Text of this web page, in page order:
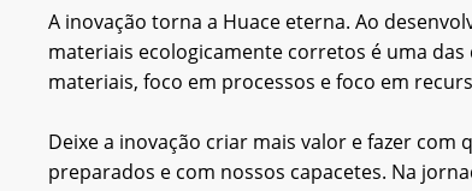
A inovação torna a Huace eterna. Ao
materiais ecologicamente corretos é uma
materiais, foco em processos e foco em
Deixe a inovação criar mais valor e fazer
preparados e com nossos capacetes. Na